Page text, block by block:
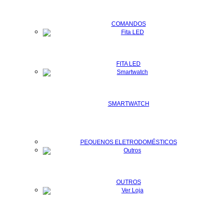
COMANDOS
FITA LED
SMARTWATCH
PEQUENOS ELETRODOMÉSTICOS
OUTROS